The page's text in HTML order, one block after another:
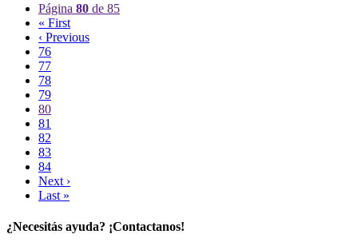
Página 80 de 85
« First
‹ Previous
76
77
78
79
80
81
82
83
84
Next ›
Last »
¿Necesitás ayuda? ¡Contactanos!